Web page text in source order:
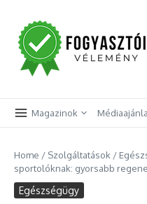
Magazinok
Home / Szolgáltatások /
sportolóknak: gyorsabb
Egészségügy